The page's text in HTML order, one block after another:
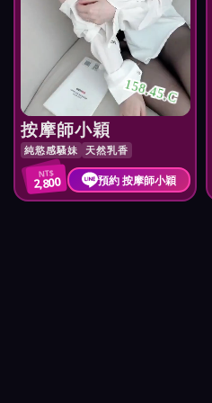
158.45.C
按摩師小穎
純慾感騷妹 天然乳香
NT$
2,800 預約 按摩師小穎